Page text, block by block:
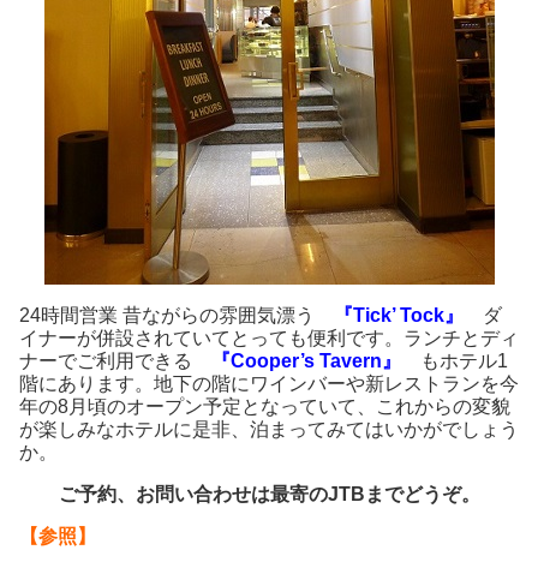
24時間営業 昔ながらの雰囲気漂う 『Tick’ Tock』
ダ
イナーが併設されていてとっても便利です。ランチとディ
ナーでご利用できる
『Cooper’s Tavern』
もホテル1
階にあります。地下の階にワインバーや新レストランを今
年の8月頃のオープン予定となっていて、これからの変貌
が楽しみなホテルに是非、泊まってみてはいかがでしょう
か。
ご予約、お問い合わせは最寄のJTBまでどうぞ。
【参照】